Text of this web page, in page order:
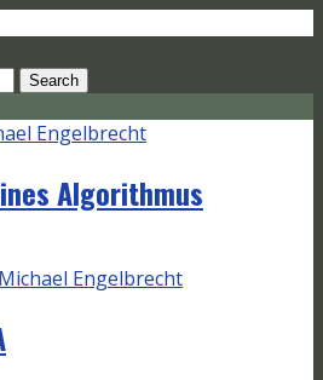
Engelbrecht
Algorithmus
Engelbrecht